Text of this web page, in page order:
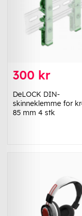
300 kr
DeLOCK DIN-
skinneklemme for
85 mm 4 stk